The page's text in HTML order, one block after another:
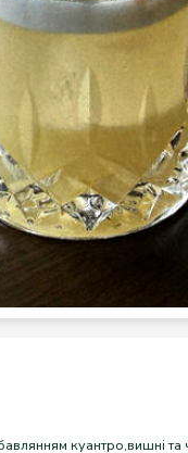
куантро,вишні